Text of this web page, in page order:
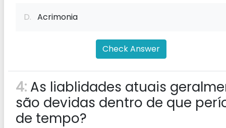
D. Acrimonia
Check Answer
4: As liablidades atuais
são devidas dentro de que
de tempo?